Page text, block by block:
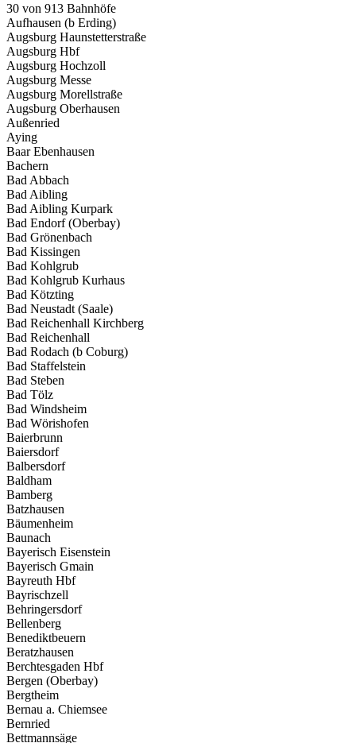
30 von 913 Bahnhöfe
Aufhausen (b Erding)
Augsburg Haunstetterstraße
Augsburg Hbf
Augsburg Hochzoll
Augsburg Messe
Augsburg Morellstraße
Augsburg Oberhausen
Außenried
Aying
Baar Ebenhausen
Bachern
Bad Abbach
Bad Aibling
Bad Aibling Kurpark
Bad Endorf (Oberbay)
Bad Grönenbach
Bad Kissingen
Bad Kohlgrub
Bad Kohlgrub Kurhaus
Bad Kötzting
Bad Neustadt (Saale)
Bad Reichenhall Kirchberg
Bad Reichenhall
Bad Rodach (b Coburg)
Bad Staffelstein
Bad Steben
Bad Tölz
Bad Windsheim
Bad Wörishofen
Baierbrunn
Baiersdorf
Balbersdorf
Baldham
Bamberg
Batzhausen
Bäumenheim
Baunach
Bayerisch Eisenstein
Bayerisch Gmain
Bayreuth Hbf
Bayrischzell
Behringersdorf
Bellenberg
Benediktbeuern
Beratzhausen
Berchtesgaden Hbf
Bergen (Oberbay)
Bergtheim
Bernau a. Chiemsee
Bernried
Bettmannsäge